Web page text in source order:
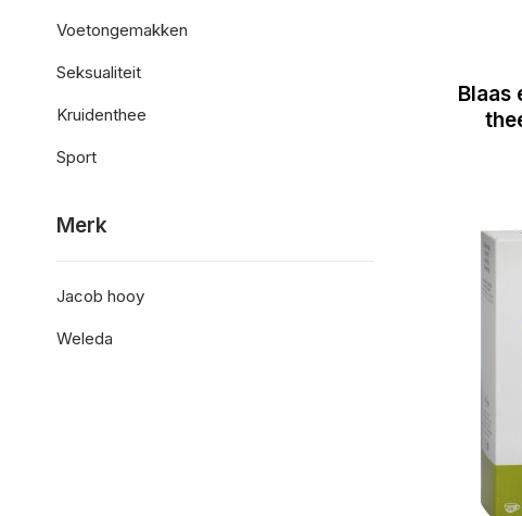
Blaas
Voetongemakken
Seksualiteit
Kruidenthee
Sport
Merk
Jacob hooy
Weleda